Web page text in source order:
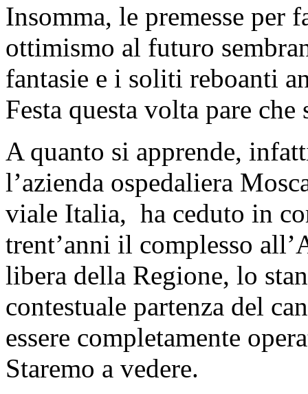
Insomma, le premesse per
ottimismo al futuro
fantasie e i soliti reboanti
Festa questa volta pare
A quanto si apprende,
l’azienda ospedaliera
viale Italia, ha ceduto in
trent’anni il complesso
libera della Regione, lo
contestuale partenza del
essere completamente
Staremo a vedere.